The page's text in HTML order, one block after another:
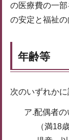
の医療費の一
の安定と福祉の
年齢等
次のいずれかに
ア.配偶者
（満18